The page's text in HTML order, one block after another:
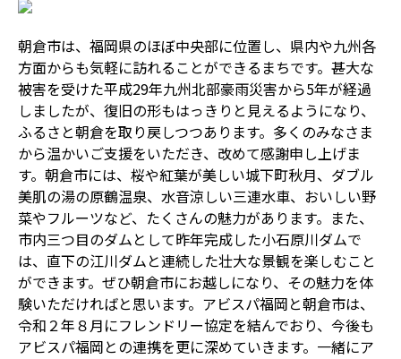
朝倉市は、福岡県のほぼ中央部に位置し、県内や九州各
方面からも気軽に訪れることができるまちです。甚大な
被害を受けた平成29年九州北部豪雨災害から5年が経過
しましたが、復旧の形もはっきりと見えるようになり、
ふるさと朝倉を取り戻しつつあります。多くのみなさま
から温かいご支援をいただき、改めて感謝申し上げま
す。朝倉市には、桜や紅葉が美しい城下町秋月、ダブル
美肌の湯の原鶴温泉、水音涼しい三連水車、おいしい野
菜やフルーツなど、たくさんの魅力があります。また、
市内三つ目のダムとして昨年完成した小石原川ダムで
は、直下の江川ダムと連続した壮大な景観を楽しむこと
ができます。ぜひ朝倉市にお越しになり、その魅力を体
験いただければと思います。アビスパ福岡と朝倉市は、
令和２年８月にフレンドリー協定を結んでおり、今後も
アビスパ福岡との連携を更に深めていきます。一緒にア